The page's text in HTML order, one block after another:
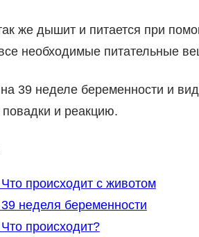
же дышит и питается при
необходимые питательные
39 неделе беременности и
и реакцию.
происходит с животом
неделя беременности
происходит?